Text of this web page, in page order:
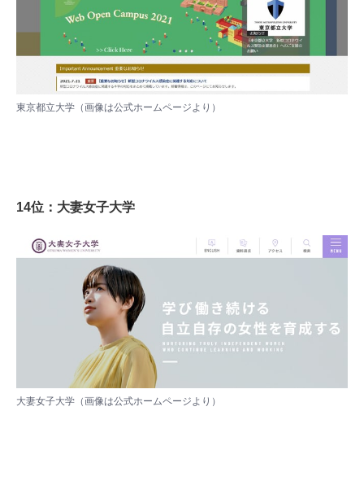
東京都立大学（画像は公式ホームページ より）
14位：大妻女子大学
大妻女子大学（画像は公式ホームページより）